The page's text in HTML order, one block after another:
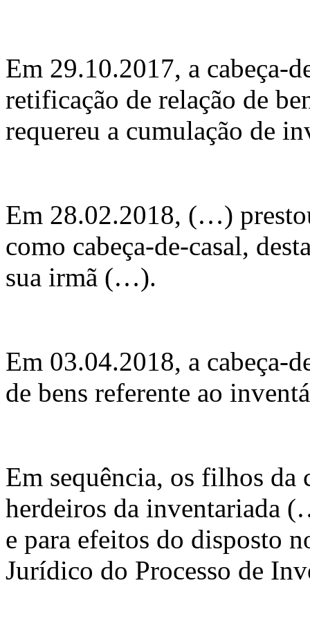
Em 29.10.2017, a cabeça-
retificação de relação de
requereu a cumulação de
Em 28.02.2018, (…)
como cabeça-de-casal,
sua irmã (…).
Em 03.04.2018, a cabeça-
de bens referente ao
Em sequência, os filhos da
herdeiros da inventariada
e para efeitos do disposto
Jurídico do Processo de